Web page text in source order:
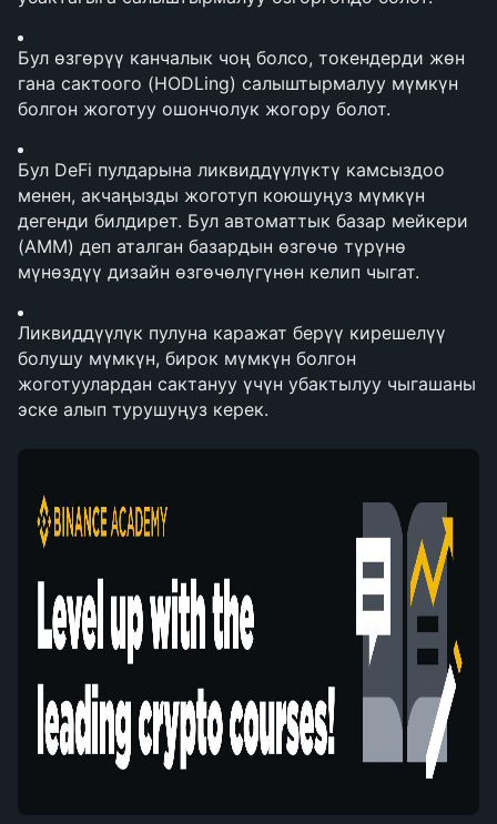
Бул өзгөрүү канчалык чоң болсо, токендерди жөн
гана сактоого (HODLing) салыштырмалуу мүмкүн
болгон жоготуу ошончолук жогору болот.
Бул DeFi пулдарына ликвиддүүлүктү камсыздоо
менен, акчаңызды жоготуп коюшуңуз мүмкүн
дегенди билдирет. Бул автоматтык базар мейкери
(AMM) деп аталган базардын өзгөчө түрүнө
мүнөздүү дизайн өзгөчөлүгүнөн келип чыгат.
Ликвиддүүлүк пулуна каражат берүү кирешелүү
болушу мүмкүн, бирок мүмкүн болгон
жоготуулардан сактануу үчүн убактылуу чыгашаны
эске алып турушуңуз керек.